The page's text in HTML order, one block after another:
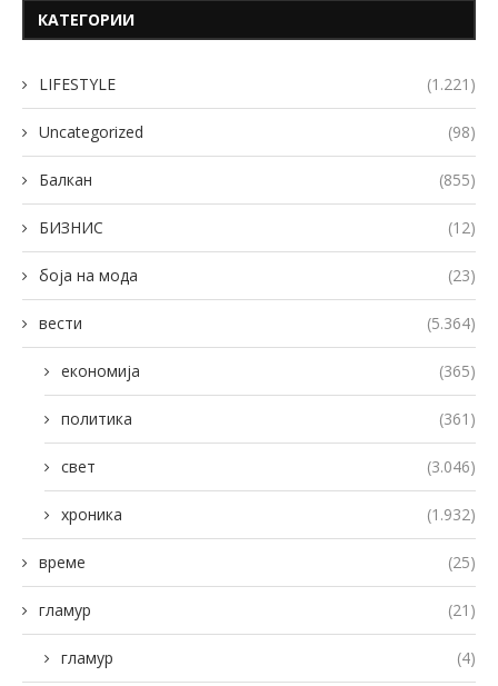
КАТЕГОРИИ
LIFESTYLE (1.221)
Uncategorized (98)
Балкан (855)
БИЗНИС (12)
боја на мода (23)
вести (5.364)
економија (365)
политика (361)
свет (3.046)
хроника (1.932)
време (25)
гламур (21)
гламур (4)